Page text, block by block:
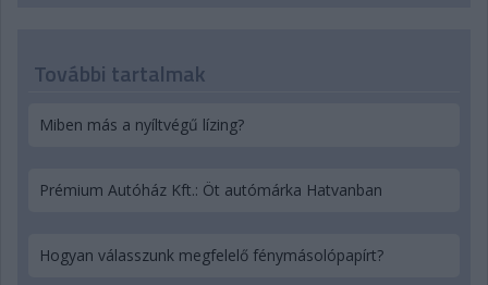
További tartalmak
Miben más a nyíltvégű lízing?
Prémium Autóház Kft.: Öt autómárka Hatvanban
Hogyan válasszunk megfelelő fénymásolópapírt?